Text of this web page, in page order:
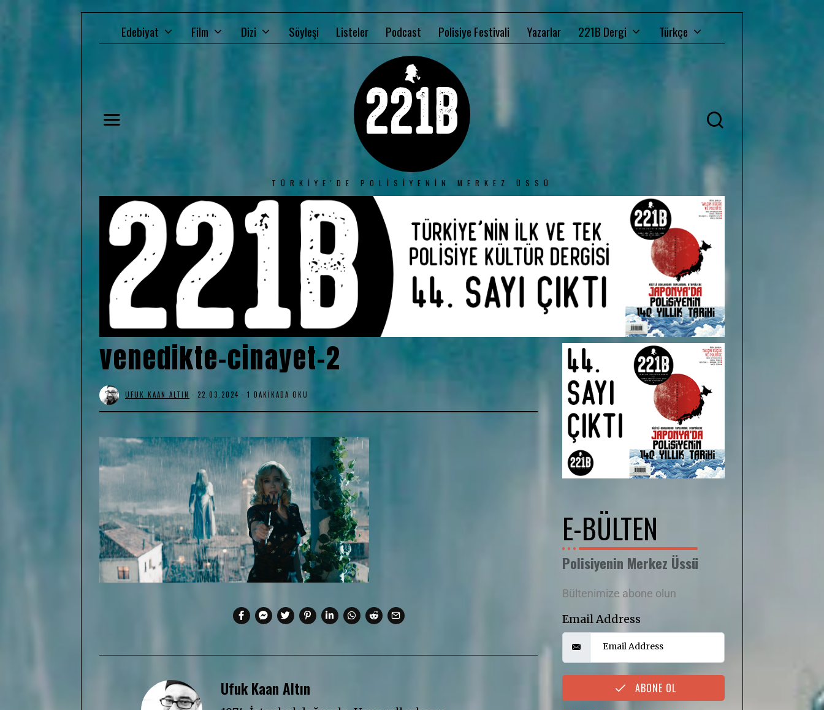
Edebiyat Film Dizi Söyleşi Listeler Podcast Polisiye Festivali Yazarlar 221B Dergi Türkçe
TÜRKIYE'DE POLISIYENIN MERKEZ ÜSSÜ
venedikte-cinayet-2
UFUK KAAN ALTIN 22.03.2024 1 DAKIKADA OKU
Ufuk Kaan Altın
E-BÜLTEN
Polisiyenin Merkez Üssü
Bültenimize abone olun
Email Address
ABONE OL